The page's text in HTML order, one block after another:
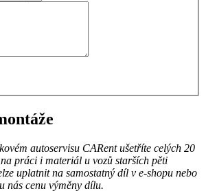
autoservisu CARent ušetříte celých 20
práci i materiál u vozů starších pěti
uplatnit na samostatný díl v e-shopu nebo
nás cenu výměny dílu.